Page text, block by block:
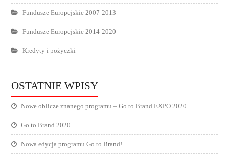
Fundusze Europejskie 2007-2013
Fundusze Europejskie 2014-2020
Kredyty i pożyczki
OSTATNIE WPISY
Nowe oblicze znanego programu – Go to Brand EXPO 2020
Go to Brand 2020
Nowa edycja programu Go to Brand!